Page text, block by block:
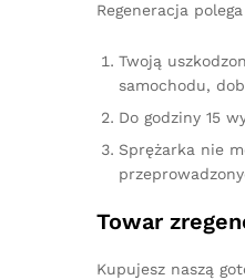
Regeneracja
Twoją
samochodu,
Do godziny 15
Sprężarka nie
Towar
Kupujesz naszą